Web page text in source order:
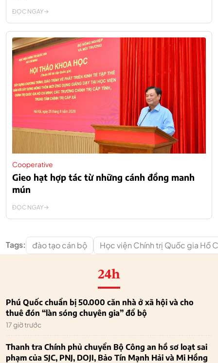
ĐỌC NGAY
Cooperative
Gieo hạt hợp tác từ những cánh đồng manh
mún
ĐỌC NGAY
Tags: đào tạo cán bộ Học viện Chính trị Quốc gia Hồ
24h
Phú Quốc chuẩn bị 50.000 căn nhà ở xã hội và cho
thuê đón “làn sóng chuyên gia” đổ bộ
17 giờ trước
Thanh tra Chính phủ chuyển Bộ Công an hồ sơ loạt sai
phạm của SJC, PNJ, DOJI, Bảo Tín Mạnh Hải và Mi Hồng